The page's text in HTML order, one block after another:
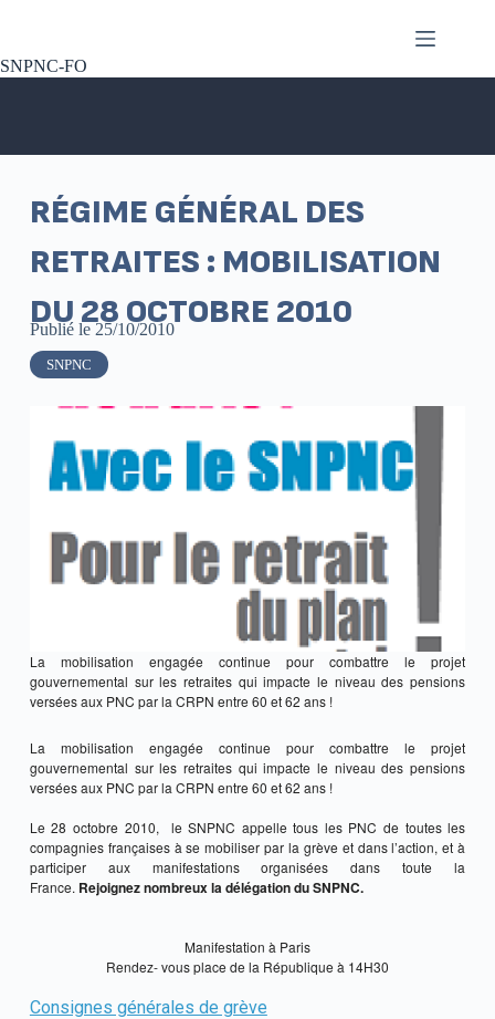
SNPNC-FO
RÉGIME GÉNÉRAL DES
RETRAITES : MOBILISATION
DU 28 OCTOBRE 2010
Publié le 25/10/2010
SNPNC
La mobilisation engagée continue pour combattre le projet
gouvernemental sur les retraites qui impacte le niveau des pensions
versées aux PNC par la CRPN entre 60 et 62 ans !
La mobilisation engagée continue pour combattre le projet
gouvernemental sur les retraites qui impacte le niveau des pensions
versées aux PNC par la CRPN entre 60 et 62 ans !
Le 28 octobre 2010, le SNPNC appelle tous les PNC de toutes les
compagnies françaises à se mobiliser par la grève et dans l’action, et à
participer aux manifestations organisées dans toute la
France. Rejoignez nombreux la délégation du SNPNC.
Manifestation à Paris
Rendez- vous place de la République à 14H30
Consignes générales de grève